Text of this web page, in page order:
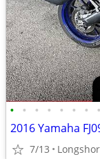
• • • • • • • •
2016 Yamaha
7/13